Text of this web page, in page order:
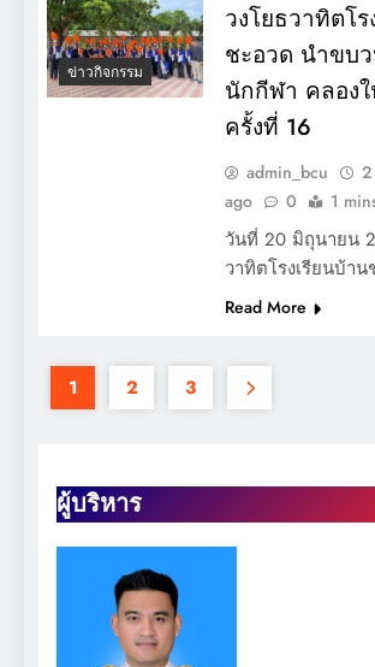
ผู้บริหาร
ข่าวกิจกรรม
วงโยธวาทิตโ
ชะอวด นำขบ
นักกีฬา คลอง
ครั้งที่ 16
admin_bcu
ago
0 1
วันที่ 20 มิถุนายน
วาทิตโรงเรียนบ้า
Read More
1 2 3